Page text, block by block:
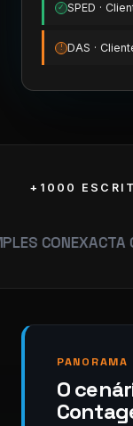
✓ SPED ·
! DAS ·
+1000
EXACTA
O